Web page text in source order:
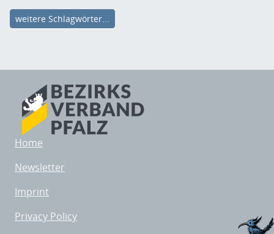
weitere Schlagwörter...
Home
Newsletter
Imprint
Privacy Policy